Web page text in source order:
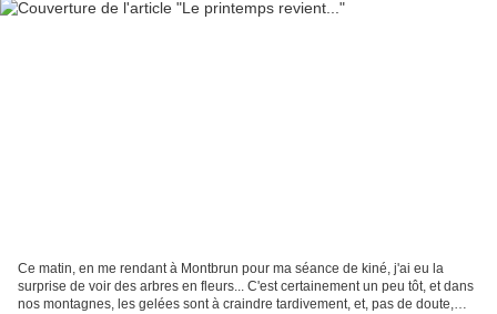
Ce matin, en me rendant à Montbrun pour ma séance de kiné, j'ai eu la
surprise de voir des arbres en fleurs... C'est certainement un peu tôt, et dans
nos montagnes, les gelées sont à craindre tardivement, et, pas de doute,